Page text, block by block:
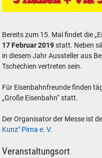
Bereits zum 15. Mal findet die
17 Februar 2019statt. Neben
in diesem Jahr Aussteller aus
Tschechien vertreten sein.
Für Eisenbahnfreunde finden
„Große Eisenbahn“ statt.
Der Organisator der Messe ist
Kunz" Pirna e. V.
Veranstaltungsort